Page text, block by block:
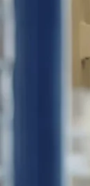
Recht der